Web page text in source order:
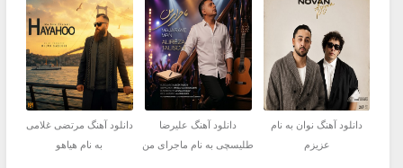
دانلود آهنگ نوان به نام
عزیزم
دانلود آهنگ علیرضا
طلیسچی به نام ماجرای من
دانلود آهنگ مرتضی غلامی
به نام هیاهو